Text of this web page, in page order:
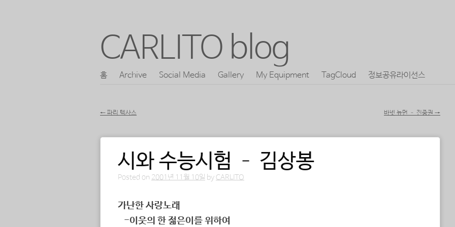
CARLITO blog
콘
바
홈 Archive Social Media Gallery My Equipment TagCloud 정보공유라이선스
포스트 내비게이션
← 파리 텍사스 바넷 뉴먼 – 진중권 →
시와 수능시험 – 김상봉
Posted on 2001년 11월 10일 by CARLITO
가난한 사랑노래
-이웃의 한 젊은이를 위하여